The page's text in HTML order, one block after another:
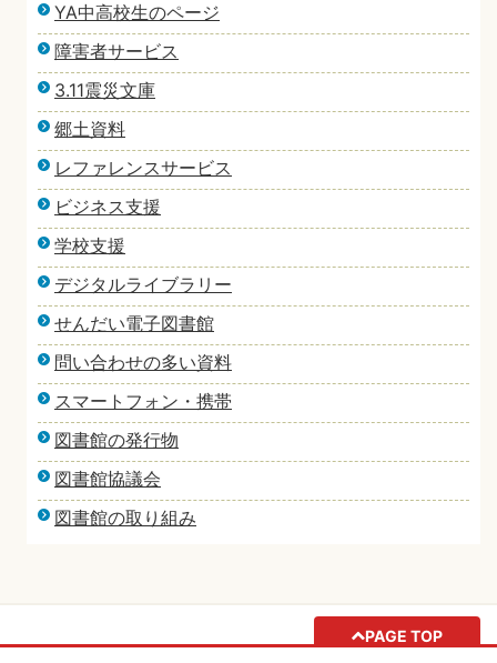
YA中高校生のページ
障害者サービス
3.11震災文庫
郷土資料
レファレンスサービス
ビジネス支援
学校支援
デジタルライブラリー
せんだい電子図書館
問い合わせの多い資料
スマートフォン・携帯
図書館の発行物
図書館協議会
図書館の取り組み
PAGE TOP